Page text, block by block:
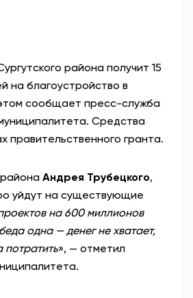
района получит 15
на благоустройство в
сообщает пресс-служба
Средства
правительственного гранта.
Андрея Трубецкого,
уйдут на существующие
на 600 миллионов
одна — денег не хватает,
потратить», — отметил